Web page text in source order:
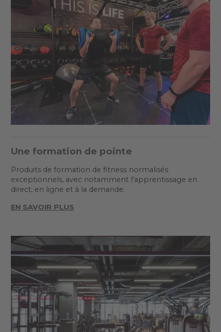
Une formation de pointe
Produits de formation de fitness normalisés
exceptionnels, avec notamment l'apprentissage en
direct, en ligne et à la demande.
EN SAVOIR PLUS